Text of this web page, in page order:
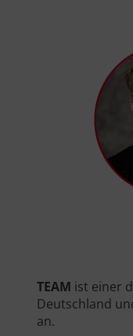
TEAM ist einer
Deutschland
an.